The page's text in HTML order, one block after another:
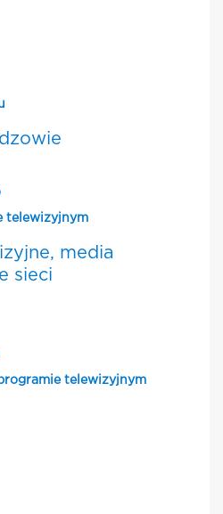
telewizyjnym
media
sieci
telewizyjnym